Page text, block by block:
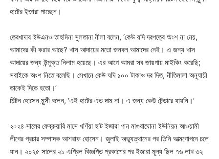
হাটের ইজারা পাচ্ছেন।
তেরখাদার ইউএনও তাহমিনা সুলতানা নীলা বলেন, ‘কেউ যদি দরপত্রে অংশ না নেয়,
আমাদের কী করার আছে? খাস আদায়ের মতো জনবল আমাদের নেই। এ জন্য খাস
আদায়ের জন্য উন্মুক্ত নিলাম হয়েছে। এর আগে আমরা সব জায়গায় মাইকিং করেছি;
সবাইকে অংশ নিতে বলেছি। সেখানে কেউ যদি ১০০ টাকাও দর দিত, নীতিমালা অনুযায়ী
তাকেই দিতে হতো।’
মিল্টন হোসেন মুন্সী বলেন, ‘এই হাটের এত দাম না। এ জন্য কেউ টেন্ডারে যায়নি।’
২০২৪ সালের ফেব্রুয়ারি মাসে খর্ণিয়া হাট ইজারা পান মাগুরাঘোনা ইউনিয়ন আওয়ামী
লীগের প্রচার সম্পাদক আশরাফ হোসেন। জুলাই অভ্যুত্থানের পর তিনি আত্মগোপনে চলে
যান। ২০২৫ সালের ২১ এপ্রিল বিজ্ঞপ্তি প্রকাশের পর ইজারা মূল্য ছিল ৭৬ লাখ ৩২